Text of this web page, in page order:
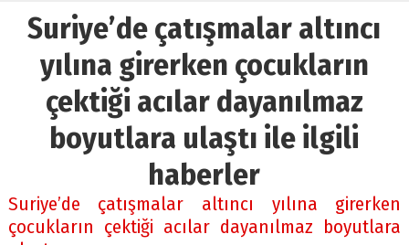
Suriye’de çatışmalar altıncı
yılına girerken çocukların
çektiği acılar dayanılmaz
boyutlara ulaştı ile ilgili
haberler
Suriye’de çatışmalar altıncı yılına girerken
çocukların çektiği acılar dayanılmaz boyutlara